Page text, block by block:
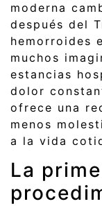
moderna
después del
hemorroides
muchos
estancias
dolor
ofrece una
menos
a la vida
La